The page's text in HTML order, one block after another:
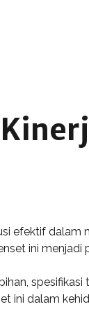
efektif
ini menjadi
ini dalam